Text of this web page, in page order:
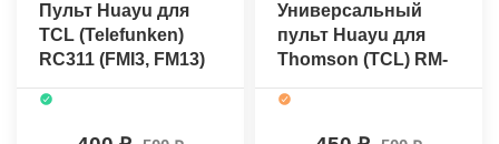
Пульт Huayu для
TCL (Telefunken)
RC311 (FMI3, FM13)
Универсальный
пульт Huayu для
Thomson (TCL) RM-
L1330